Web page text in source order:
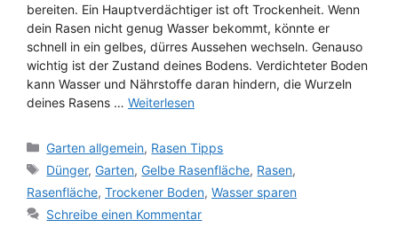
bereiten. Ein Hauptverdächtiger ist oft Trockenheit. Wenn
dein Rasen nicht genug Wasser bekommt, könnte er
schnell in ein gelbes, dürres Aussehen wechseln. Genauso
wichtig ist der Zustand deines Bodens. Verdichteter Boden
kann Wasser und Nährstoffe daran hindern, die Wurzeln
deines Rasens … Weiterlesen
Kategorien
Garten allgemein, Rasen Tipps
Schlagwörter
Dünger,Garten,Gelbe Rasenfläche, Rasen,
Rasenfläche, Trockener Boden, Wasser sparen
Schreibe einen Kommentar